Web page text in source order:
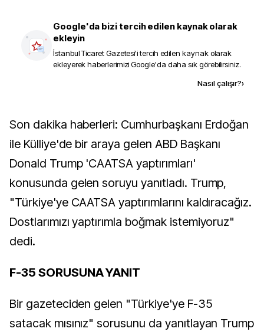
Google'da bizi tercih edilen kaynak olarak
ekleyin
İstanbul Ticaret Gazetesi'i tercih edilen kaynak olarak
ekleyerek haberlerimizi Google'da daha sık görebilirsiniz.
Nasıl çalışır?›
Son dakika haberleri: Cumhurbaşkanı Erdoğan
ile Külliye'de bir araya gelen ABD Başkanı
Donald Trump 'CAATSA yaptırımları'
konusunda gelen soruyu yanıtladı. Trump,
"Türkiye'ye CAATSA yaptırımlarını kaldıracağız.
Dostlarımızı yaptırımla boğmak istemiyoruz"
dedi.
F-35 SORUSUNA YANIT
Bir gazeteciden gelen "Türkiye'ye F-35
satacak mısınız" sorusunu da yanıtlayan Trump